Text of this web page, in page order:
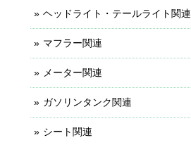
ヘッドライト・テールライト関連
マフラー関連
メーター関連
ガソリンタンク関連
シート関連